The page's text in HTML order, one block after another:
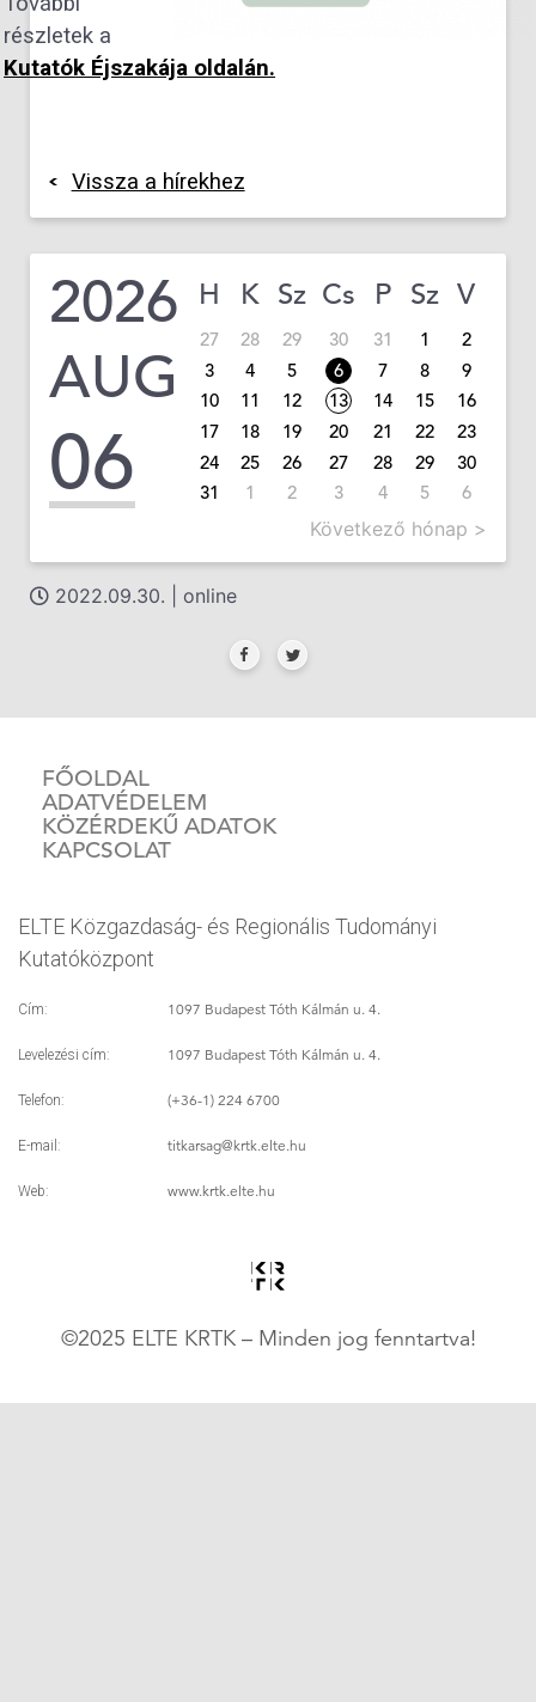
részletek a
Kutatók Éjszakája oldalán.
Vissza a hírekhez
2026
AUG
06
H K Sz Cs P Sz V
27 28 29 30 31 1
2
3
4 5 6 7 8
9
10
11 12 13 14 15
16
17
18 19 20 21 22
23
24
25 26 27 28 29
30
31
1 2 3 4 5 6
Következő hónap >
2022.09.30. | online
FŐOLDAL
ADATVÉDELEM
KÖZÉRDEKŰ ADATOK
KAPCSOLAT
ELTE Közgazdaság- és Regionális Tudományi
Kutatóközpont
Cím: 1097 Budapest Tóth Kálmán u. 4.
Levelezési cím: 1097 Budapest Tóth Kálmán u. 4.
Telefon: (+36-1) 224 6700
E-mail: titkarsag@krtk.elte.hu
Web: www.krtk.elte.hu
©2025 ELTE KRTK – Minden jog fenntartva!